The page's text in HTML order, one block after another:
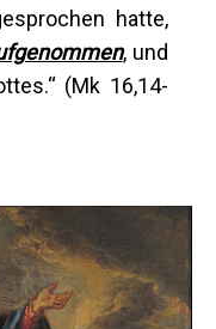
hatte,
, und
(Mk 16,14-